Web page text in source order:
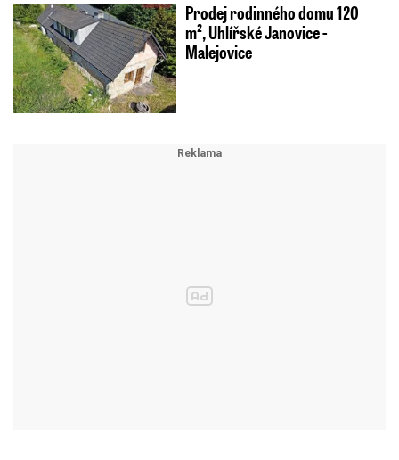
Prodej rodinného domu 120
m², Uhlířské Janovice -
Malejovice